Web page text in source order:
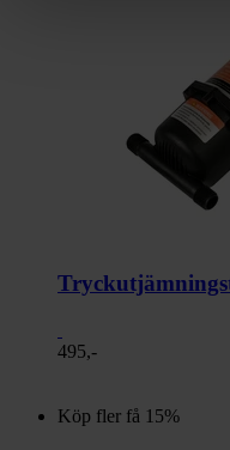
495,-
Köp fler få 15%